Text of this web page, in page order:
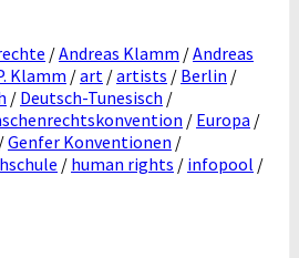
/Andreas Klamm /Andreas
Klamm /art /artists / Berlin /
/ Deutsch-Tunesisch /
/ Europa /
/Genfer Konventionen /
/ human rights / infopool /